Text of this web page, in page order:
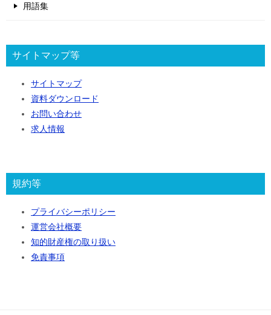
用語集
サイトマップ等
サイトマップ
資料ダウンロード
お問い合わせ
求人情報
規約等
プライバシーポリシー
運営会社概要
知的財産権の取り扱い
免責事項